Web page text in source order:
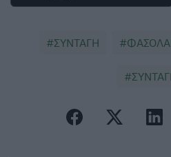
ΣΥΝΤΑΓΗ